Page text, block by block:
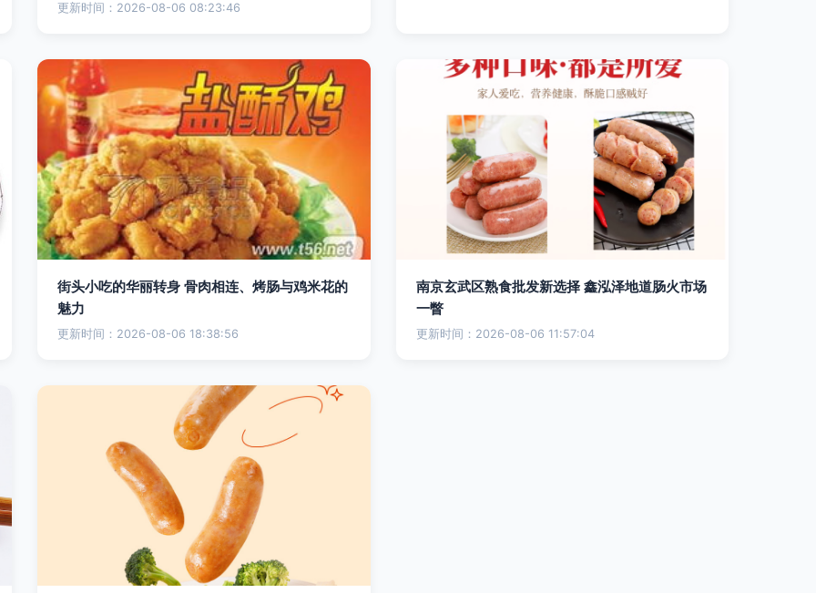
更新时间：2026-08-06 08:23:46
街头小吃的华丽转身 骨肉相连、烤肠与鸡米花的
魅力
更新时间：2026-08-06 18:38:56
南京玄武区熟食批发新选择 鑫泓泽地道肠火市场
一瞥
更新时间：2026-08-06 11:57:04